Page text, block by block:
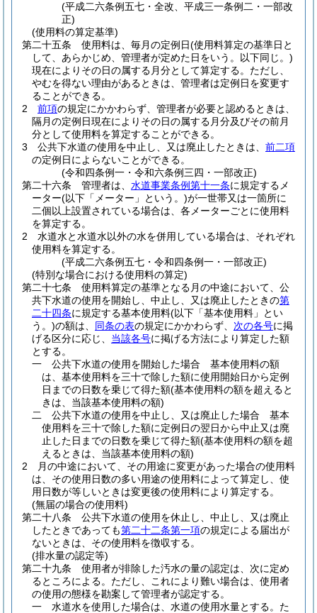
(平成二六条例五七・全改、平成三一条例二・一部改
正)
(使用料の算定基準)
第二十五条
使用料は、毎月の定例日(使用料算定の基準日と
して、あらかじめ、管理者が定めた日をいう。以下同じ。)
現在によりその日の属する月分として算定する。 ただし、
やむを得ない理由があるときは、管理者は定例日を変更す
ることができる。
2
前項の規定にかかわらず、管理者が必要と認めるときは、
隔月の定例日現在によりその日の属する月分及びその前月
分として使用料を算定することができる。
3
公共下水道の使用を中止し、又は廃止したときは、 前二項
の定例日によらないことができる。
(令和四条例一・令和六条例三四・一部改正)
第二十六条
管理者は、 水道事業条例第十一条に規定するメ
ーター(以下「メーター」という。)が一世帯又は一箇所に
二個以上設置されている場合は、各メーターごとに使用料
を算定する。
2
水道水と水道水以外の水を併用している場合は、それぞれ
使用料を算定する。
(平成二六条例五七・令和四条例一・一部改正)
(特別な場合における使用料の算定)
第二十七条
使用料算定の基準となる月の中途において、公
共下水道の使用を開始し、中止し、又は廃止したときの第
二十四条に規定する基本使用料(以下「基本使用料」とい
う。)の額は、 同条の表の規定にかかわらず、 次の各号に掲
げる区分に応じ、 当該各号に掲げる方法により算定した額
とする。
一
公共下水道の使用を開始した場合 基本使用料の額
は、基本使用料を三十で除した額に使用開始日から定例
日までの日数を乗じて得た額(基本使用料の額を超えると
きは、当該基本使用料の額)
二
公共下水道の使用を中止し、又は廃止した場合 基本
使用料を三十で除した額に定例日の翌日から中止又は廃
止した日までの日数を乗じて得た額(基本使用料の額を超
えるときは、当該基本使用料の額)
2
月の中途において、その用途に変更があった場合の使用料
は、その使用日数の多い用途の使用料によって算定し、使
用日数が等しいときは変更後の使用料により算定する。
(無届の場合の使用料)
第二十八条
公共下水道の使用を休止し、中止し、又は廃止
したときであっても第二十二条第一項の規定による届出が
ないときは、その使用料を徴収する。
(排水量の認定等)
第二十九条
使用者が排除した汚水の量の認定は、次に定め
るところによる。 ただし、これにより難い場合は、使用者
の使用の態様を勘案して管理者が認定する。
一
水道水を使用した場合は、水道の使用水量とする。 た